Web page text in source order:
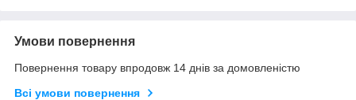
Умови повернення
Повернення товару впродовж 14 днів за домовленістю
Всі умови повернення